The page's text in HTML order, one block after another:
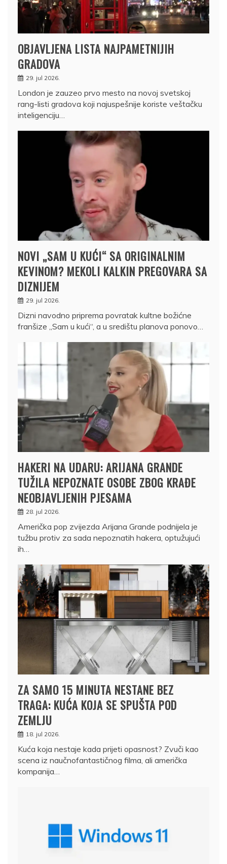
OBJAVLJENA LISTA NAJPAMETNIJIH
GRADOVA
29. jul 2026.
London je zauzeo prvo mesto na novoj svetskoj
rang-listi gradova koji najuspešnije koriste veštačku
inteligenciju…
NOVI „SAM U KUĆI“ SA ORIGINALNIM
KEVINOM? MEKOLI KALKIN PREGOVARA SA
DIZNIJEM
29. jul 2026.
Dizni navodno priprema povratak kultne božićne
franšize „Sam u kući“, a u središtu planova ponovo…
HAKERI NA UDARU: ARIJANA GRANDE
TUŽILA NEPOZNATE OSOBE ZBOG KRAĐE
NEOBJAVLJENIH PJESAMA
28. jul 2026.
Američka pop zvijezda Arijana Grande podnijela je
tužbu protiv za sada nepoznatih hakera, optužujući
ih…
ZA SAMO 15 MINUTA NESTANE BEZ
TRAGA: KUĆA KOJA SE SPUŠTA POD
ZEMLJU
18. jul 2026.
Kuća koja nestaje kada prijeti opasnost? Zvuči kao
scena iz naučnofantastičnog filma, ali američka
kompanija…